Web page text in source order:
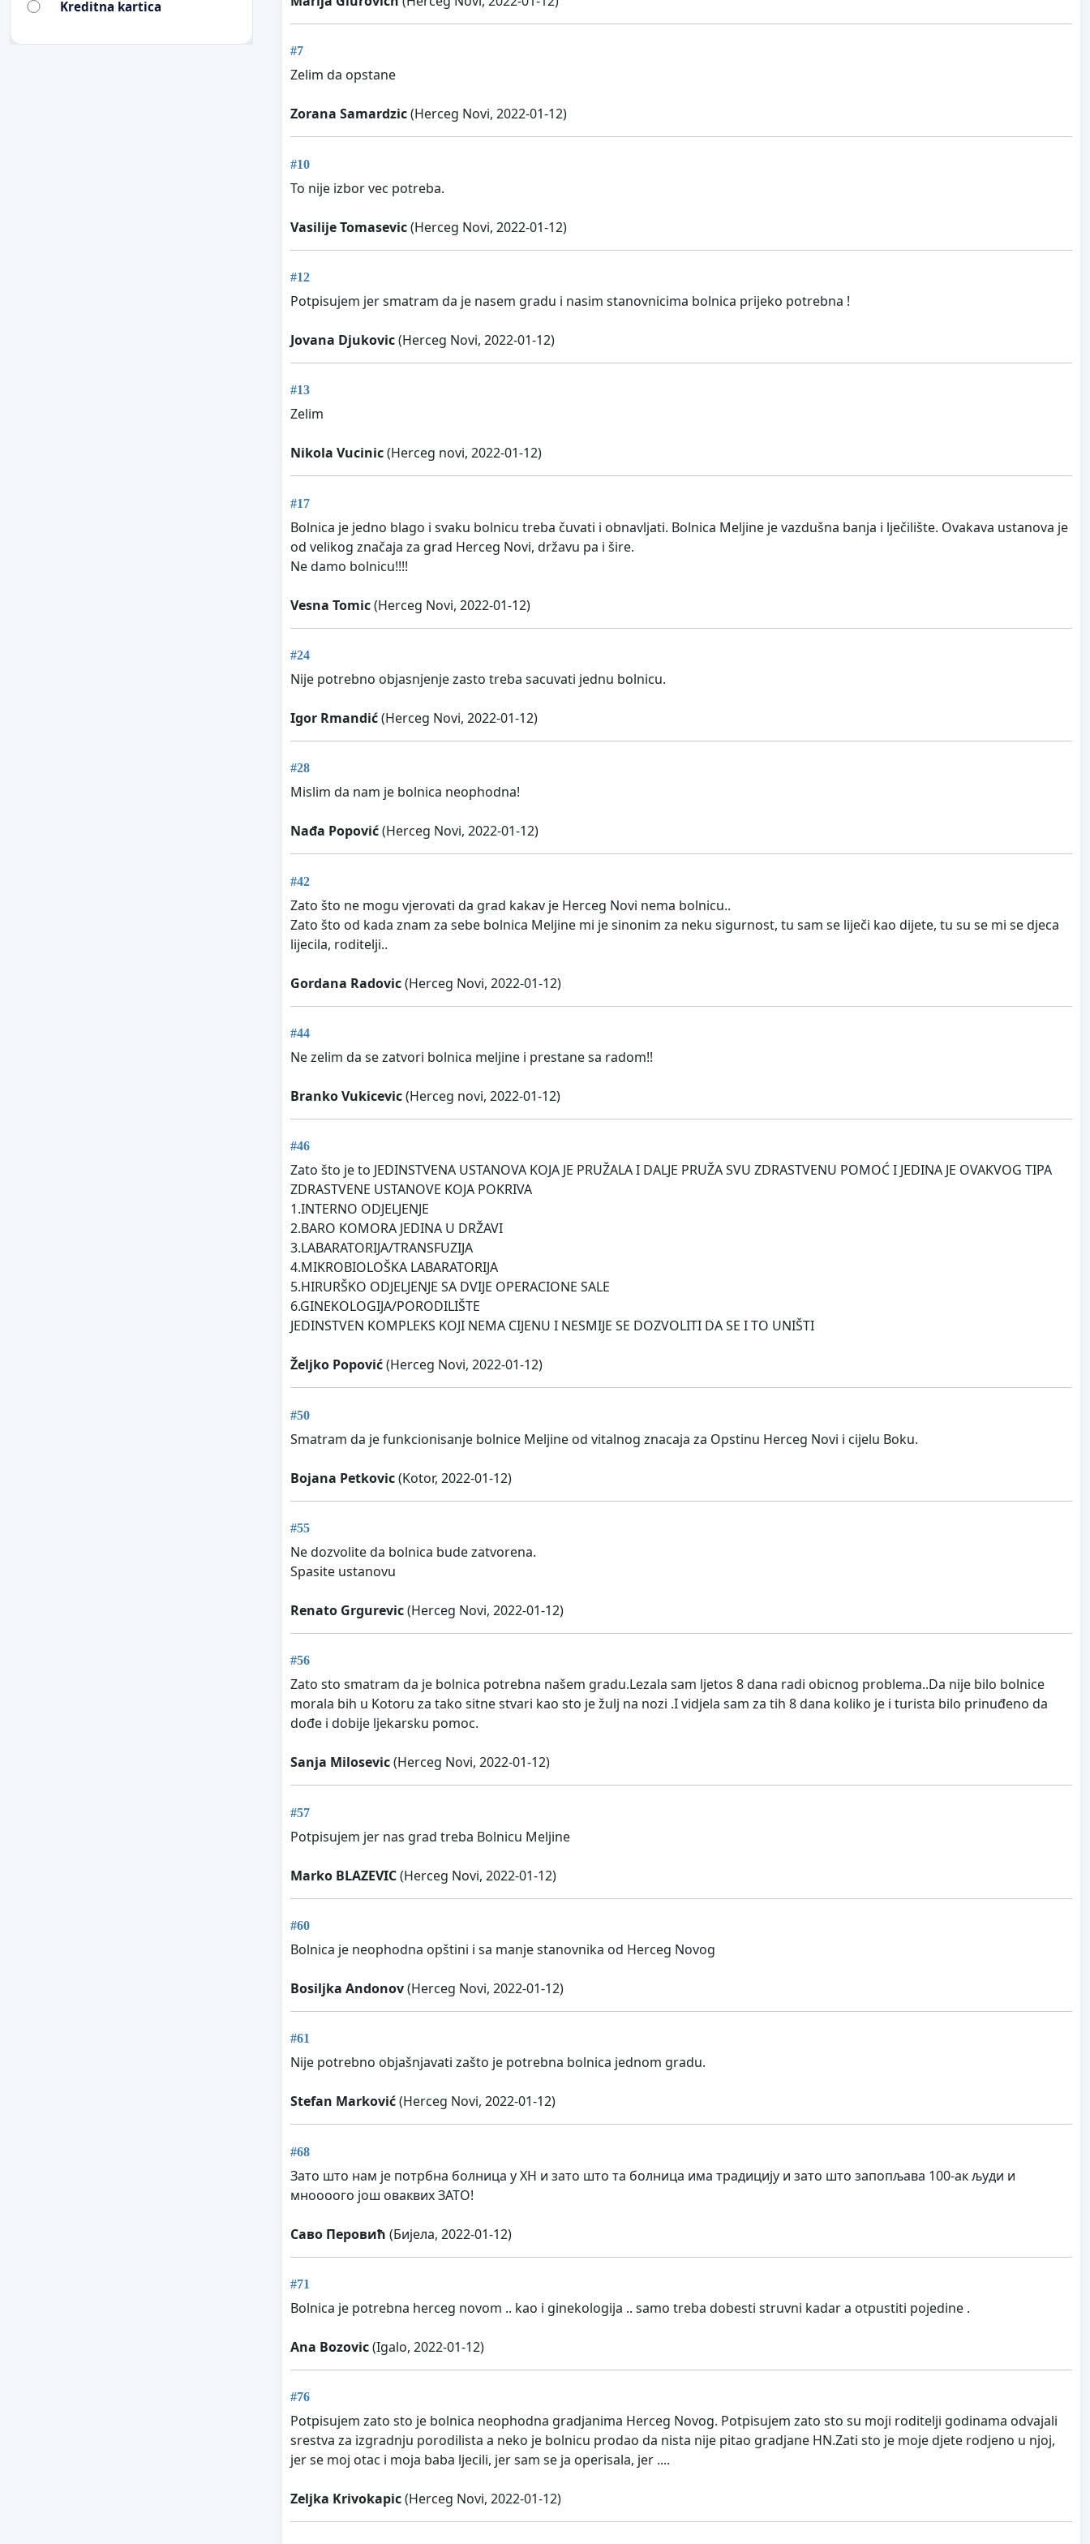
#7
Zelim da opstane
Zorana Samardzic(Herceg Novi, 2022-01-12)
#10
To nije izbor vec potreba.
Vasilije Tomasevic(Herceg Novi, 2022-01-12)
#12
Potpisujem jer smatram da je nasem gradu i nasim stanovnicima bolnica prijeko potrebna !
Jovana Djukovic(Herceg Novi, 2022-01-12)
#13
Zelim
Nikola Vucinic(Herceg novi, 2022-01-12)
#17
Bolnica je jedno blago i svaku bolnicu treba čuvati i obnavljati. Bolnica Meljine je vazdušna banja i lječilište. Ovakava ustanova je
od velikog značaja za grad Herceg Novi, državu pa i šire.
Ne damo bolnicu!!!!
Vesna Tomic(Herceg Novi, 2022-01-12)
#24
Nije potrebno objasnjenje zasto treba sacuvati jednu bolnicu.
Igor Rmandić(Herceg Novi, 2022-01-12)
#28
Mislim da nam je bolnica neophodna!
Nađa Popović(Herceg Novi, 2022-01-12)
#42
Zato što ne mogu vjerovati da grad kakav je Herceg Novi nema bolnicu..
Zato što od kada znam za sebe bolnica Meljine mi je sinonim za neku sigurnost, tu sam se liječi kao dijete, tu su se mi se djeca
lijecila, roditelji..
Gordana Radovic(Herceg Novi, 2022-01-12)
#44
Ne zelim da se zatvori bolnica meljine i prestane sa radom!!
Branko Vukicevic(Herceg novi, 2022-01-12)
#46
Zato što je to JEDINSTVENA USTANOVA KOJA JE PRUŽALA I DALJE PRUŽA SVU ZDRASTVENU POMOĆ I JEDINA JE OVAKVOG TIPA
ZDRASTVENE USTANOVE KOJA POKRIVA
1.INTERNO ODJELJENJE
2.BARO KOMORA JEDINA U DRŽAVI
3.LABARATORIJA/TRANSFUZIJA
4.MIKROBIOLOŠKA LABARATORIJA
5.HIRURŠKO ODJELJENJE SA DVIJE OPERACIONE SALE
6.GINEKOLOGIJA/PORODILIŠTE
JEDINSTVEN KOMPLEKS KOJI NEMA CIJENU I NESMIJE SE DOZVOLITI DA SE I TO UNIŠTI
Željko Popović(Herceg Novi, 2022-01-12)
#50
Smatram da je funkcionisanje bolnice Meljine od vitalnog znacaja za Opstinu Herceg Novi i cijelu Boku.
Bojana Petkovic(Kotor, 2022-01-12)
#55
Ne dozvolite da bolnica bude zatvorena.
Spasite ustanovu
Renato Grgurevic(Herceg Novi, 2022-01-12)
#56
Zato sto smatram da je bolnica potrebna našem gradu.Lezala sam ljetos 8 dana radi obicnog problema..Da nije bilo bolnice
morala bih u Kotoru za tako sitne stvari kao sto je žulj na nozi .I vidjela sam za tih 8 dana koliko je i turista bilo prinuđeno da
dođe i dobije ljekarsku pomoc.
Sanja Milosevic(Herceg Novi, 2022-01-12)
#57
Potpisujem jer nas grad treba Bolnicu Meljine
Marko BLAZEVIC(Herceg Novi, 2022-01-12)
#60
Bolnica je neophodna opštini i sa manje stanovnika od Herceg Novog
Bosiljka Andonov(Herceg Novi, 2022-01-12)
#61
Nije potrebno objašnjavati zašto je potrebna bolnica jednom gradu.
Stefan Marković(Herceg Novi, 2022-01-12)
#68
Зато што нам је потрбна болница у ХН и зато што та болница има традицију и зато што запопљава 100-ак људи и
мноооого још оваквих ЗАТО!
Саво Перовић (Бијела, 2022-01-12)
#71
Bolnica je potrebna herceg novom .. kao i ginekologija .. samo treba dobesti struvni kadar a otpustiti pojedine .
Ana Bozovic(Igalo, 2022-01-12)
#76
Potpisujem zato sto je bolnica neophodna gradjanima Herceg Novog. Potpisujem zato sto su moji roditelji godinama odvajali
srestva za izgradnju porodilista a neko je bolnicu prodao da nista nije pitao gradjane HN.Zati sto je moje djete rodjeno u njoj,
jer se moj otac i moja baba ljecili, jer sam se ja operisala, jer ....
Zeljka Krivokapic(Herceg Novi, 2022-01-12)
Kreditna kartica